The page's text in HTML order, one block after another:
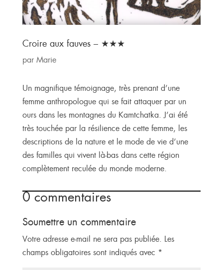
Croire aux fauves – ★★★
par Marie
Un magnifique témoignage, très prenant d’une
femme anthropologue qui se fait attaquer par un
ours dans les montagnes du Kamtchatka. J’ai été
très touchée par la résilience de cette femme, les
descriptions de la nature et le mode de vie d’une
des familles qui vivent là-bas dans cette région
complètement reculée du monde moderne.
0 commentaires
Soumettre un commentaire
Votre adresse e-mail ne sera pas publiée. Les
champs obligatoires sont indiqués avec *